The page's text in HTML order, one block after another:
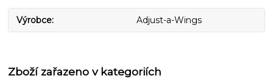
Výrobce Adjust-a-Wings
Zboží zařazeno v kategoriích